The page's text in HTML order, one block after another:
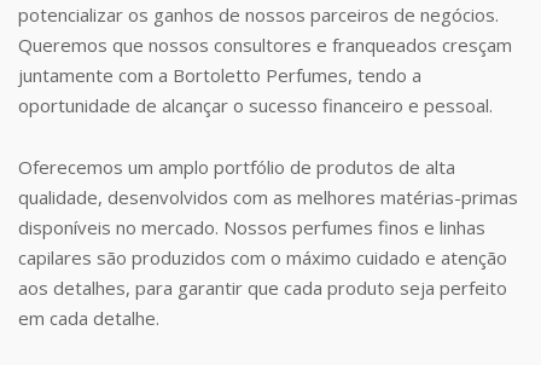
potencializar os ganhos de nossos parceiros de negócios.
Queremos que nossos consultores e franqueados cresçam
juntamente com a Bortoletto Perfumes, tendo a
oportunidade de alcançar o sucesso financeiro e pessoal.
Oferecemos um amplo portfólio de produtos de alta
qualidade, desenvolvidos com as melhores matérias-primas
disponíveis no mercado. Nossos perfumes finos e linhas
capilares são produzidos com o máximo cuidado e atenção
aos detalhes, para garantir que cada produto seja perfeito
em cada detalhe.